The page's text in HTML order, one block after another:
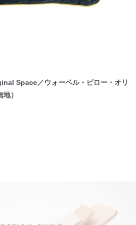
Space／ウォーベル・ピロー・オリ
）